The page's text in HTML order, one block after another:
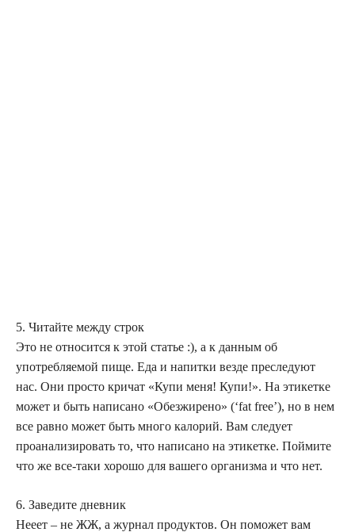
5. Читайте между строк
Это не относится к этой статье :), а к данным об
употребляемой пище. Еда и напитки везде преследуют
нас. Они просто кричат «Купи меня! Купи!». На этикетке
может и быть написано «Обезжирено» (‘fat free’), но в нем
все равно может быть много калорий. Вам следует
проанализировать то, что написано на этикетке. Поймите
что же все-таки хорошо для вашего организма и что нет.
6. Заведите дневник
Нееет – не ЖЖ, а журнал продуктов. Он поможет вам